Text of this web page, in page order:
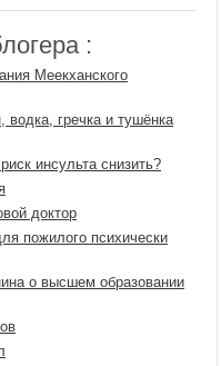
:
Меекханского
гречка и тушёнка
инсульта снизить?
доктор
пожилого психически
о высшем образовании